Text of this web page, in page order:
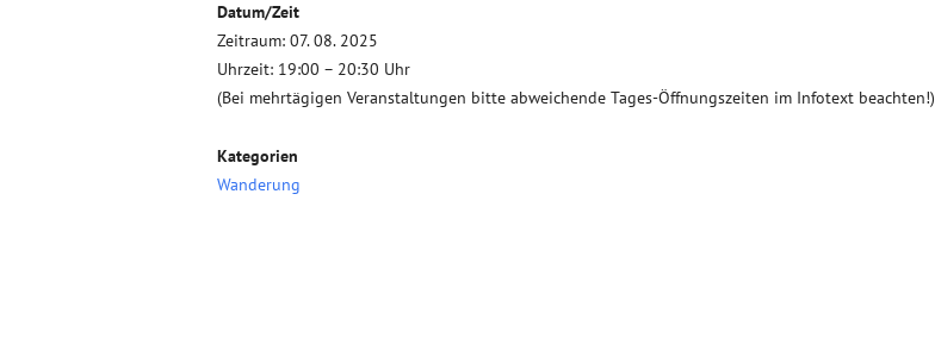
Datum/Zeit
Zeitraum: 07. 08. 2025
Uhrzeit: 19:00 – 20:30 Uhr
(Bei mehrtägigen Veranstaltungen bitte abweichende Tages-Öffnungszeiten im Infotext beachten!)
Kategorien
Wanderung